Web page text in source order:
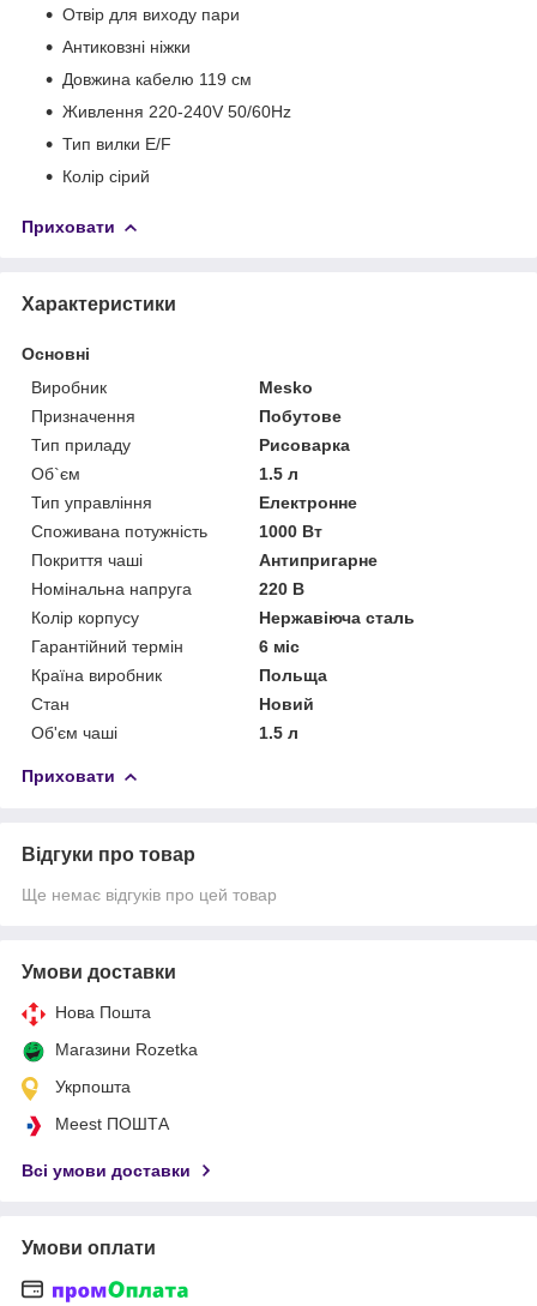
Отвір для виходу пари
Антиковзні ніжки
Довжина кабелю 119 см
Живлення 220-240V 50/60Hz
Тип вилки E/F
Колір сірий
Приховати
Характеристики
Основні
Виробник
Mesko
Призначення
Побутове
Тип приладу
Рисоварка
Об`єм
1.5 л
Тип управління
Електронне
Споживана потужність
1000 Вт
Покриття чаші
Антипригарне
Номінальна напруга
220 В
Колір корпусу
Нержавіюча сталь
Гарантійний термін
6 міс
Країна виробник
Польща
Стан
Новий
Об'єм чаші
1.5 л
Приховати
Відгуки про товар
Ще немає відгуків про цей товар
Умови доставки
Нова Пошта
Магазини Rozetka
Укрпошта
Meest ПОШТА
Всі умови доставки
Умови оплати